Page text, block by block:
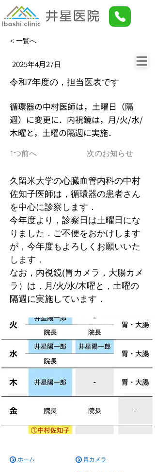
< 一覧へ
2025年4月27日
令和7年度の，担当医表です
循環器の中村医師は，土曜日（隔
週）に変更に．内視鏡は，月/火/水/
木曜と，土曜の隔週に実施．
1つ前へ 次のお知らせ
久留米大学の心臓血管内科の中村
佐知子医師は，循環器の患者さん
を中心に診察します．
今年度より，診察日は土曜日にな
りました．ご不便をおかけします
が，今年度もよろしくお願いいた
します．
なお，内視鏡(胃カメラ，大腸カメ
ラ）は，月/火/水/木曜と，土曜の
隔週に実施しています．
ホーム 胃カメラ